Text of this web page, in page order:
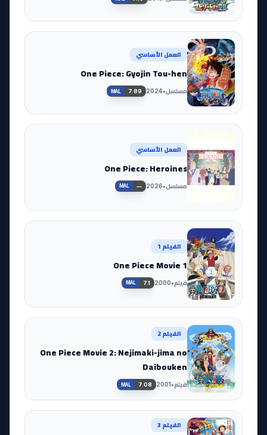
العمل الأساسي
One Piece: Gyojin Tou-hen
مسلسل•
2024
MAL 7.89
العمل الأساسي
One Piece: Heroines
مسلسل•
2026
MAL —
الفيلم 1
One Piece Movie 1
فيلم•
2000
MAL 7.1
الفيلم 2
One Piece Movie 2: Nejimaki-jima no
Daibouken
فيلم•
2001
MAL 7.08
الفيلم 3